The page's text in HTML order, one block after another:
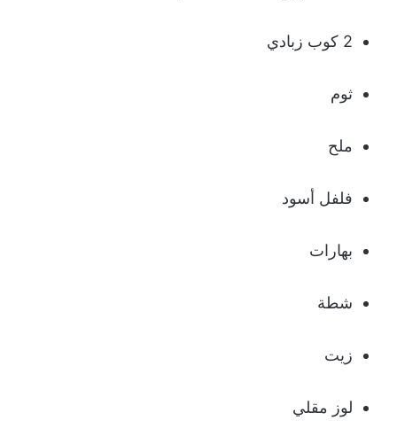
2 كوب زبادي
ثوم
ملح
فلفل أسود
بهارات
شطة
زيت
لوز مقلي